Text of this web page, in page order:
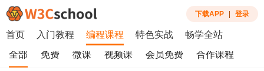
下载APP 登录
首页 入门教程 编程课程 特色实战 畅学全站
全部 免费 微课 视频课 会员免费 合作课程